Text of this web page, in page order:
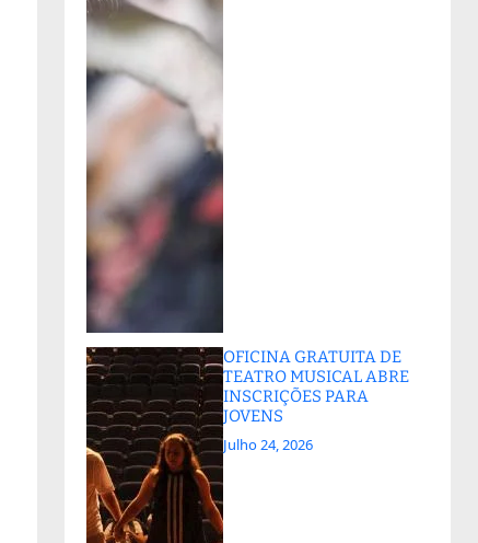
OFICINA GRATUITA DE
TEATRO MUSICAL ABRE
INSCRIÇÕES PARA
JOVENS
Julho 24, 2026